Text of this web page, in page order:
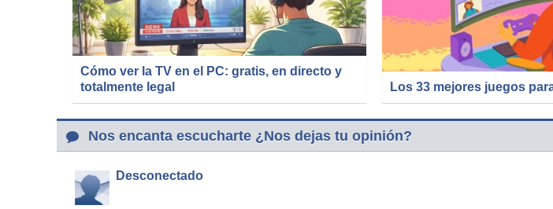
Cómo ver la TV en el PC: gratis, en directo y
totalmente legal
Los 33 mejores juegos
Nos encanta escucharte ¿Nos dejas tu opinión?
Desconectado